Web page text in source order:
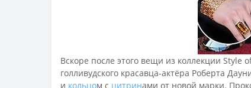
Вскоре после этого вещи из коллекции Style
голливудского красавца-актёра Роберта
и кольцом с цитринами от новой марки.